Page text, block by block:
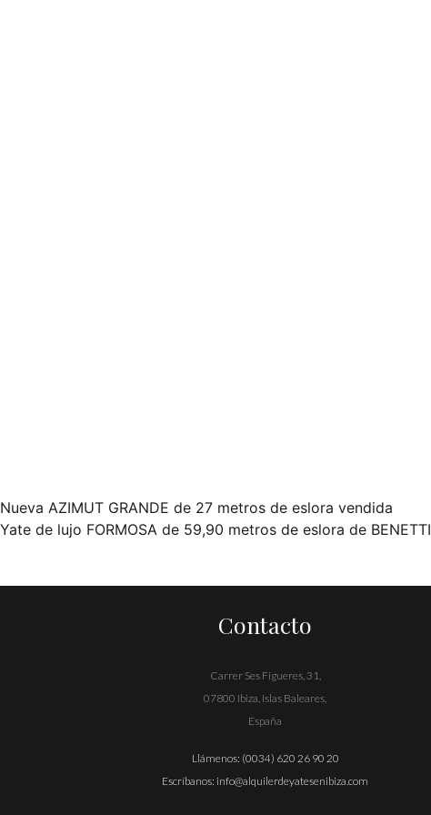
Navegación
de
Nueva AZIMUT GRANDE de 27 metros de eslora vendida
Yate de lujo FORMOSA de 59,90 metros de eslora de BENETTI
Contacto
Carrer Ses Figueres, 31,
07800 Ibiza, Islas Baleares,
España
Llámenos: (0034) 620 26 90 20
Escríbanos: info@alquilerdeyatesenibiza.com